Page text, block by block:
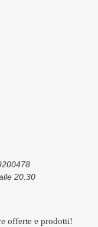
20.30
offerte e prodotti!